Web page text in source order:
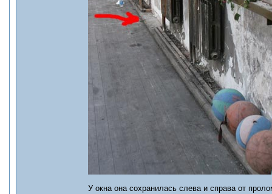
У окна она сохранилась слева и справа от